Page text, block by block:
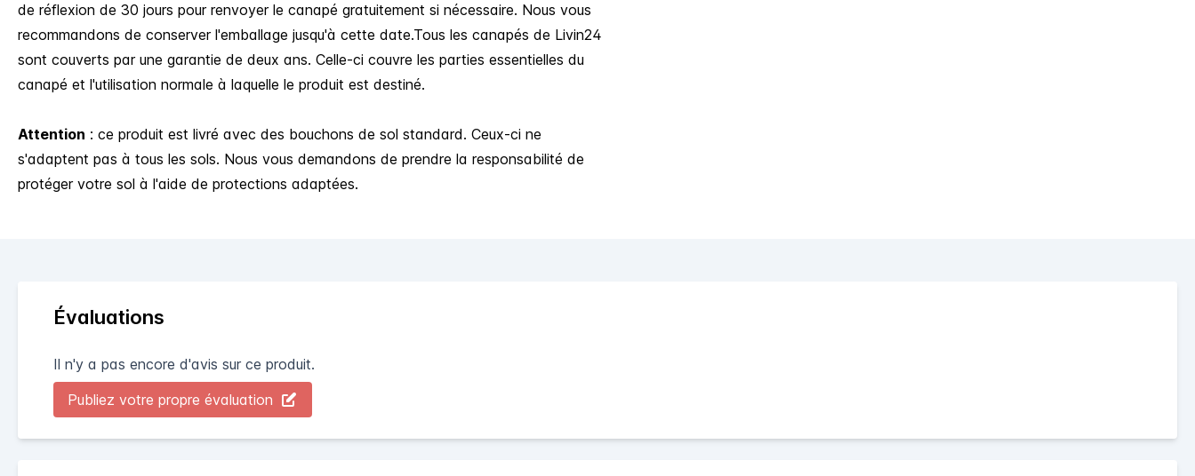
de réflexion de 30 jours pour renvoyer le canapé gratuitement si nécessaire. Nous vous
recommandons de conserver l'emballage jusqu'à cette date.Tous les canapés de Livin24
sont couverts par une garantie de deux ans. Celle-ci couvre les parties essentielles du
canapé et l'utilisation normale à laquelle le produit est destiné.
Attention : ce produit est livré avec des bouchons de sol standard. Ceux-ci ne
s'adaptent pas à tous les sols. Nous vous demandons de prendre la responsabilité de
protéger votre sol à l'aide de protections adaptées.
Évaluations
Il n'y a pas encore d'avis sur ce produit.
Publiez votre propre évaluation